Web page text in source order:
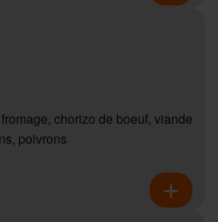
chorizo de boeuf, viande
poivrons